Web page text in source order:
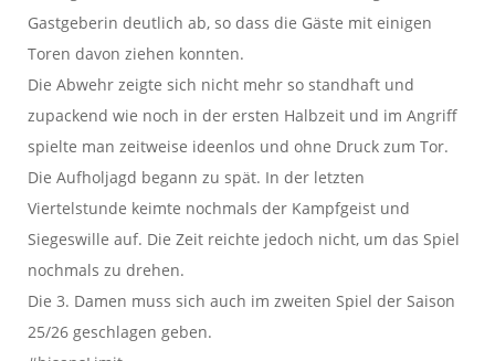
Gastgeberin deutlich ab, so dass die Gäste mit einigen
Toren davon ziehen konnten.
Die Abwehr zeigte sich nicht mehr so standhaft und
zupackend wie noch in der ersten Halbzeit und im Angriff
spielte man zeitweise ideenlos und ohne Druck zum Tor.
Die Aufholjagd begann zu spät. In der letzten
Viertelstunde keimte nochmals der Kampfgeist und
Siegeswille auf. Die Zeit reichte jedoch nicht, um das Spiel
nochmals zu drehen.
Die 3. Damen muss sich auch im zweiten Spiel der Saison
25/26 geschlagen geben.